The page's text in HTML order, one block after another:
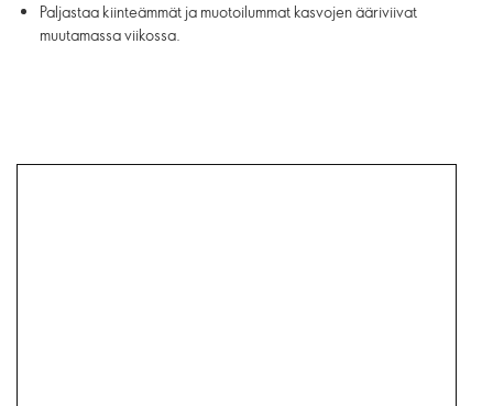
Paljastaa kiinteämmät ja muotoilummat kasvojen ääriviivat
muutamassa viikossa.